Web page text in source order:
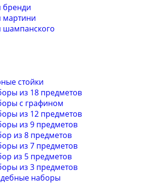
бренди
мартини
шампанского
стойки
из 18 предметов
с графином
из 12 предметов
из 9 предметов
из 8 предметов
из 7 предметов
из 5 предметов
из 3 предметов
наборы